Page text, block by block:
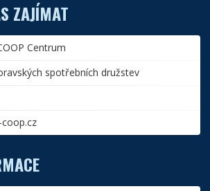
ZAJÍMAT
Centrum
spotřebních družstev